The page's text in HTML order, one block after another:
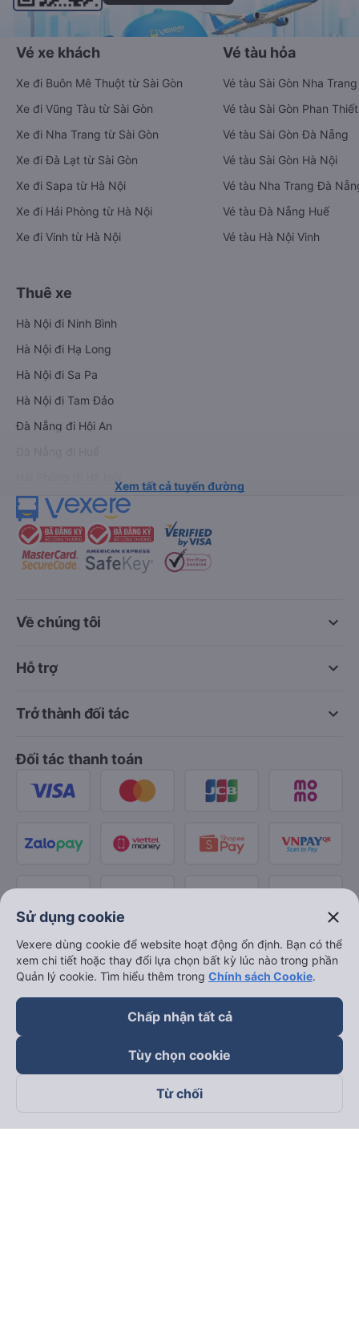
Vé xe khách
Xe đi Buôn Mê Thuột từ Sài Gòn
Xe đi Vũng Tàu từ Sài Gòn
Xe đi Nha Trang từ Sài Gòn
Xe đi Đà Lạt từ Sài Gòn
Xe đi Sapa từ Hà Nội
Xe đi Hải Phòng từ Hà Nội
Xe đi Vinh từ Hà Nội
Vé tàu hỏa
Vé tàu Sài Gòn Nha Trang
Vé tàu Sài Gòn Phan Thiết
Vé tàu Sài Gòn Đà Nẵng
Vé tàu Sài Gòn Hà Nội
Vé tàu Nha Trang Đà
Vé tàu Đà Nẵng Huế
Vé tàu Hà Nội Vinh
Thuê xe
Hà Nội đi Ninh Bình
Hà Nội đi Hạ Long
Hà Nội đi Sa Pa
Hà Nội đi Tam Đảo
Đà Nẵng đi Hội An
Xem tất cả tuyến đường
keyboard_arrow_down
Về chúng tôi
keyboard_arrow_down
Hỗ trợ
keyboard_arrow_down
Trở thành đối tác
Đối tác thanh toán
Theo dõi chúng tôi trên
Sử dụng cookie close
Vexere dùng cookie để website hoạt động ổn định. Bạn có thể
xem chi tiết hoặc thay đổi lựa chọn bất kỳ lúc nào trong phần
Quản lý cookie. Tìm hiểu thêm trong Chính sách Cookie.
Chấp nhận tất cả
Tùy chọn cookie
Từ chối